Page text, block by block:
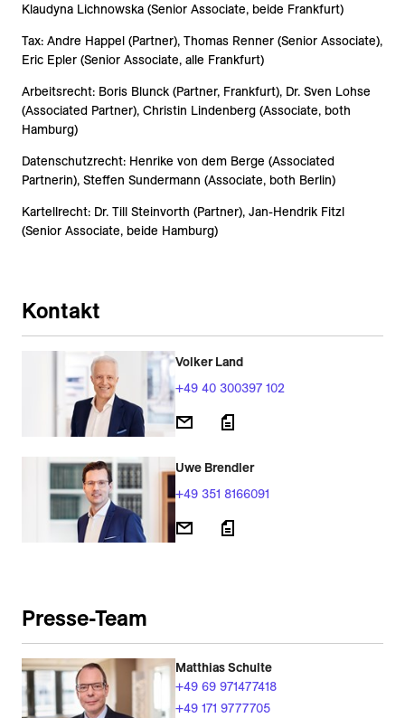
Klaudyna Lichnowska (Senior Associate, beide Frankfurt)
Tax: Andre Happel (Partner), Thomas Renner (Senior Associate),
Eric Epler (Senior Associate, alle Frankfurt)
Arbeitsrecht: Boris Blunck (Partner, Frankfurt), Dr. Sven Lohse
(Associated Partner), Christin Lindenberg (Associate, both
Hamburg)
Datenschutzrecht: Henrike von dem Berge (Associated
Partnerin), Steffen Sundermann (Associate, both Berlin)
Kartellrecht: Dr. Till Steinvorth (Partner), Jan-Hendrik Fitzl
(Senior Associate, beide Hamburg)
Kontakt
Volker Land
+49 40 300397 102
Uwe Brendler
+49 351 8166091
Presse-Team
Matthias Schulte
+49 69 971477418
+49 171 9777705